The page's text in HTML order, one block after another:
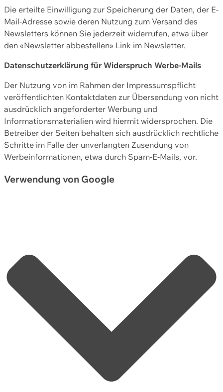
Die erteilte Einwilligung zur Speicherung der Daten, der E-
Mail-Adresse sowie deren Nutzung zum Versand des
Newsletters können Sie jederzeit widerrufen, etwa über
den «Newsletter abbestellen» Link im Newsletter.
Datenschutzerklärung für Widerspruch Werbe-Mails
Der Nutzung von im Rahmen der Impressumspflicht
veröffentlichten Kontaktdaten zur Übersendung von nicht
ausdrücklich angeforderter Werbung und
Informationsmaterialien wird hiermit widersprochen. Die
Betreiber der Seiten behalten sich ausdrücklich rechtliche
Schritte im Falle der unverlangten Zusendung von
Werbeinformationen, etwa durch Spam-E-Mails, vor.
Verwendung von Google